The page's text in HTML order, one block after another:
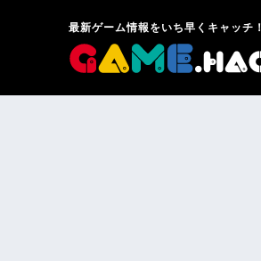
最新ゲーム情報をいち早くキャッチ！